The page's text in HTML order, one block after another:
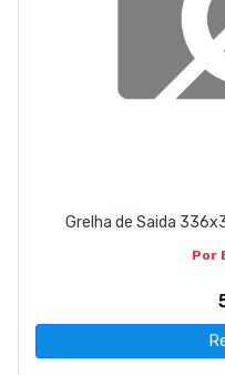
Grelha de Saida
Por